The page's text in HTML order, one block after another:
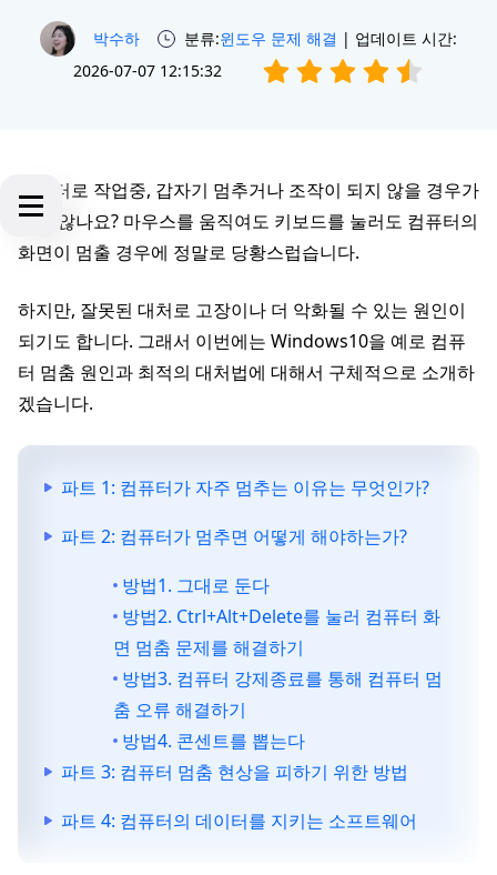
박수하 분류:윈도우 문제 해결 | 업데이트 시간:
2026-07-07 12:15:32
컴퓨터로 작업중, 갑자기 멈추거나 조작이 되지 않을 경우가
있지 않나요? 마우스를 움직여도 키보드를 눌러도 컴퓨터의
화면이 멈출 경우에 정말로 당황스럽습니다.
하지만, 잘못된 대처로 고장이나 더 악화될 수 있는 원인이
되기도 합니다. 그래서 이번에는 Windows10을 예로 컴퓨
터 멈춤 원인과 최적의 대처법에 대해서 구체적으로 소개하
겠습니다.
파트 1: 컴퓨터가 자주 멈추는 이유는 무엇인가?
파트 2: 컴퓨터가 멈추면 어떻게 해야하는가?
방법1. 그대로 둔다
방법2. Ctrl+Alt+Delete를 눌러 컴퓨터 화
면 멈춤 문제를 해결하기
방법3. 컴퓨터 강제종료를 통해 컴퓨터 멈
춤 오류 해결하기
방법4. 콘센트를 뽑는다
파트 3: 컴퓨터 멈춤 현상을 피하기 위한 방법
파트 4: 컴퓨터의 데이터를 지키는 소프트웨어